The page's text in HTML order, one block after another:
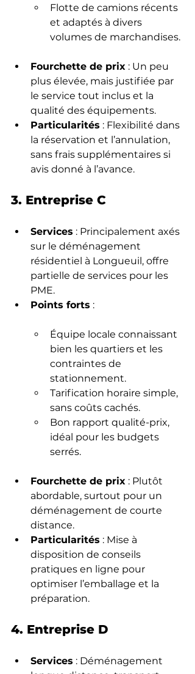
Flotte de camions récents
et adaptés à divers
volumes de marchandises.
Fourchette de prix : Un peu
plus élevée, mais justifiée par
le service tout inclus et la
qualité des équipements.
Particularités : Flexibilité dans
la réservation et l’annulation,
sans frais supplémentaires si
avis donné à l’avance.
3. Entreprise C
Services : Principalement axés
sur le déménagement
résidentiel à Longueuil, offre
partielle de services pour les
PME.
Points forts :
Équipe locale connaissant
bien les quartiers et les
contraintes de
stationnement.
Tarification horaire simple,
sans coûts cachés.
Bon rapport qualité-prix,
idéal pour les budgets
serrés.
Fourchette de prix : Plutôt
abordable, surtout pour un
déménagement de courte
distance.
Particularités : Mise à
disposition de conseils
pratiques en ligne pour
optimiser l’emballage et la
préparation.
4. Entreprise D
Services : Déménagement